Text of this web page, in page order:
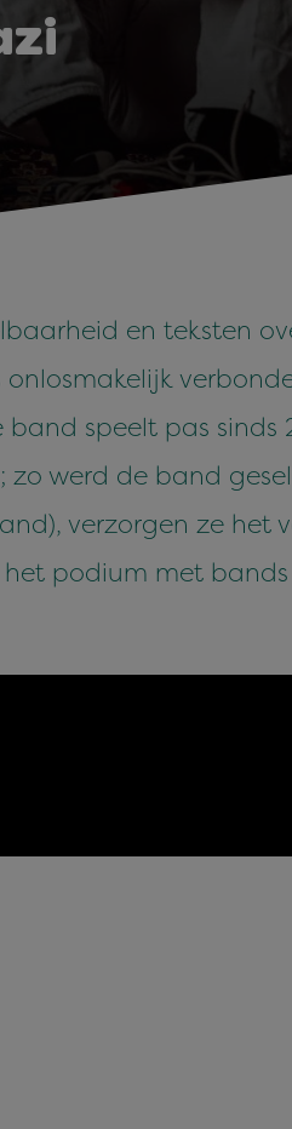
en teksten
speelt pas sinds
werd de band
verzorgen ze het
podium met bands